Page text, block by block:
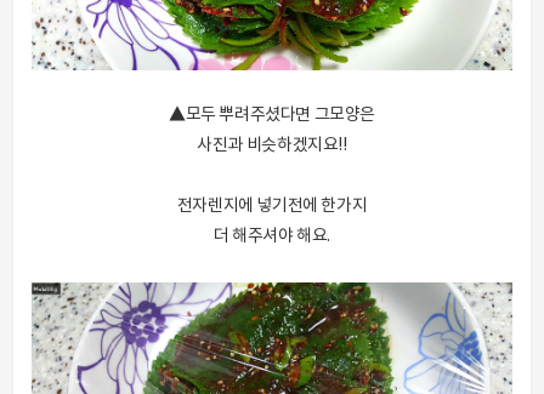
▲모두 뿌려주셨다면 그모양은
사진과 비슷하겠지요!!
전자렌지에 넣기전에 한가지
더 해주셔야 해요.